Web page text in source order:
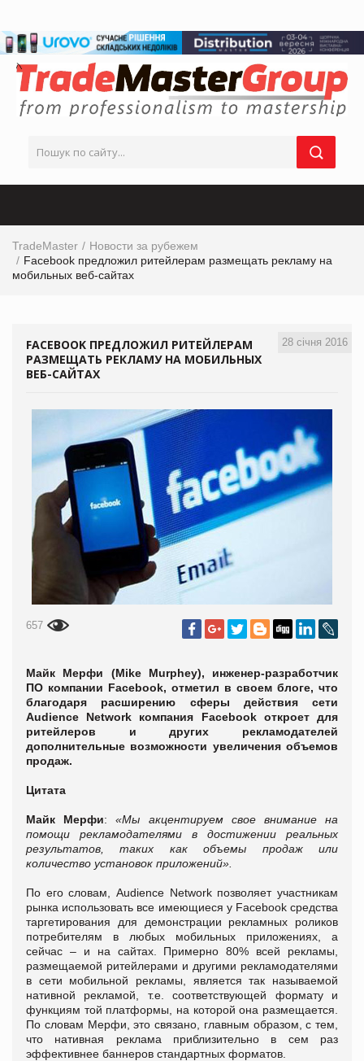
TradeMaster
Новости за рубежем
Facebook предложил ритейлерам размещать рекламу на
мобильных веб-сайтах
28 січня 2016
FACEBOOK ПРЕДЛОЖИЛ РИТЕЙЛЕРАМ
РАЗМЕЩАТЬ РЕКЛАМУ НА МОБИЛЬНЫХ
ВЕБ-САЙТАХ
657
Майк Мерфи (Mike Murphey), инженер-разработчик
ПО компании Facebook, отметил в своем блоге, что
благодаря расширению сферы действия сети
Audience Network компания Facebook откроет для
ритейлеров и других рекламодателей
дополнительные возможности увеличения объемов
продаж.
Цитата
Майк Мерфи:«Мы акцентируем свое внимание на
помощи рекламодателями в достижении реальных
результатов, таких как объемы продаж или
количество установок приложений».
По его словам, Audience Network позволяет участникам
рынка использовать все имеющиеся у Facebook средства
таргетирования для демонстрации рекламных роликов
потребителям в любых мобильных приложениях, а
сейчас – и на сайтах. Примерно 80% всей рекламы,
размещаемой ритейлерами и другими рекламодателями
в сети мобильной рекламы, является так называемой
нативной рекламой, т.е. соответствующей формату и
функциям той платформы, на которой она размещается.
По словам Мерфи, это связано, главным образом, с тем,
что нативная реклама приблизительно в сем раз
эффективнее баннеров стандартных форматов.